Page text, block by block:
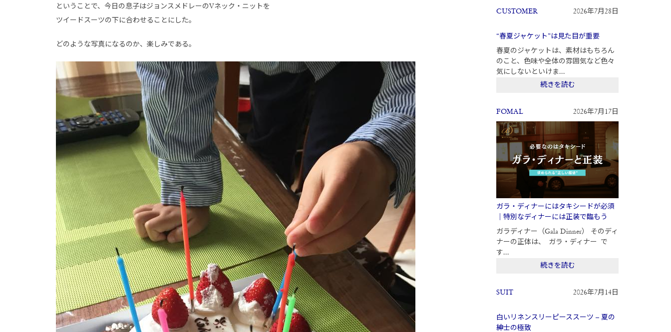
ということで、今日の息子はジョンスメドレーのVネック・ニットを
ツイードスーツの下に合わせることにした。
どのような写真になるのか、楽しみである。
CUSTOMER 2026年7月28日
“春夏ジャケット”は見た目が重要
春夏のジャケットは、素材はもちろん
のこと、色味や全体の雰囲気など色々
気にしないといけま...
続きを読む
FOMAL 2026年7月17日
ガラ・ディナーにはタキシードが必須
｜特別なディナーには正装で臨もう
ガラディナー（Gala Dinner） そのディ
ナーの正体は、 ガラ・ディナー で
す...
続きを読む
SUIT 2026年7月14日
白いリネンスリーピーススーツ – 夏の
紳士の極致